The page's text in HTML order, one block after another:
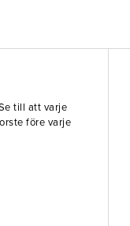
till att varje
före varje